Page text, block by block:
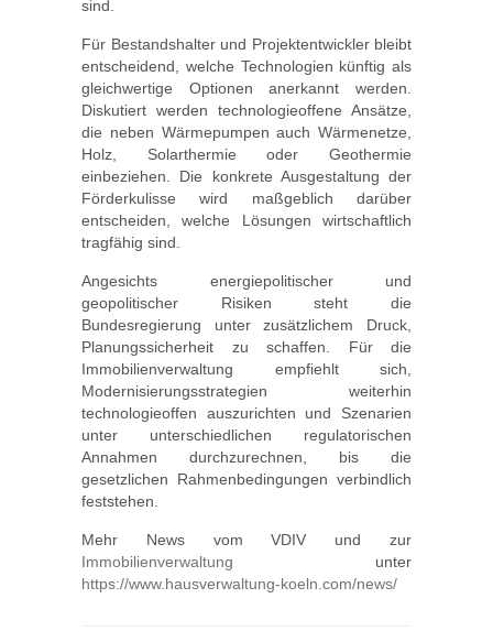
sind.
Für Bestandshalter und Projektentwickler bleibt
entscheidend, welche Technologien künftig als
gleichwertige Optionen anerkannt werden.
Diskutiert werden technologieoffene Ansätze,
die neben Wärmepumpen auch Wärmenetze,
Holz, Solarthermie oder Geothermie
einbeziehen. Die konkrete Ausgestaltung der
Förderkulisse wird maßgeblich darüber
entscheiden, welche Lösungen wirtschaftlich
tragfähig sind.
Angesichts energiepolitischer und
geopolitischer Risiken steht die
Bundesregierung unter zusätzlichem Druck,
Planungssicherheit zu schaffen. Für die
Immobilienverwaltung empfiehlt sich,
Modernisierungsstrategien weiterhin
technologieoffen auszurichten und Szenarien
unter unterschiedlichen regulatorischen
Annahmen durchzurechnen, bis die
gesetzlichen Rahmenbedingungen verbindlich
feststehen.
Mehr News vom VDIV und zur
Immobilienverwaltung unter
https://www.hausverwaltung-koeln.com/news/